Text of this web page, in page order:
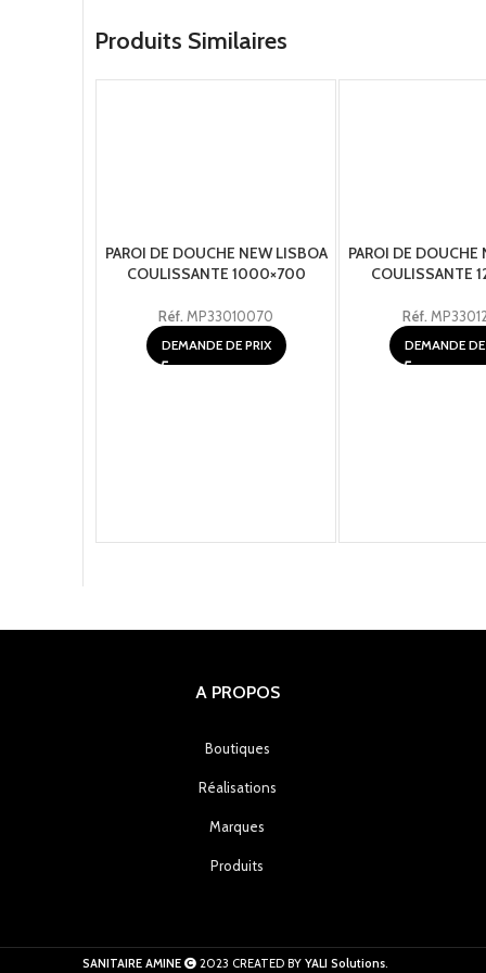
Produits Similaires
PAROI DE DOUCHE NEW LISBOA
COULISSANTE 1000×700
Réf. MP33010070
DEMANDE DE PRIX
PAROI DE DOUCHE
COULISSANTE
Réf.
DEMANDE DE
A PROPOS
Boutiques
Réalisations
Marques
Produits
SANITAIRE AMINE 2023 CREATED BY YALI Solutions.